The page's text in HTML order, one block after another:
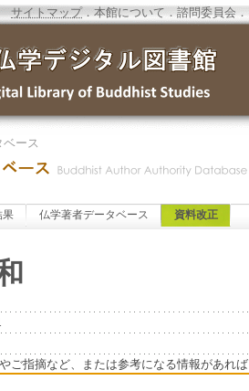
サイトマップ．本館について ．諮問委員会 ．
ース
果 仏学著者データベース 資料改正
ご指摘など、または参考になる情報があれ